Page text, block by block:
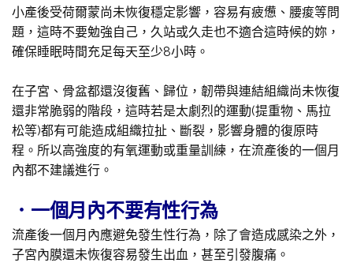
小產後受荷爾蒙尚未恢復穩定影響，容易有疲憊、腰痠等問
題，這時不要勉強自己，久站或久走也不適合這時候的妳，
確保睡眠時間充足每天至少8小時。
在子宮、骨盆都還沒復舊、歸位，韌帶與連結組織尚未恢復
還非常脆弱的階段，這時若是太劇烈的運動(提重物、馬拉
松等)都有可能造成組織拉扯、斷裂，影響身體的復原時
程。所以高強度的有氧運動或重量訓練，在流產後的一個月
內都不建議進行。
． 一個月內不要有性行為
流產後一個月內應避免發生性行為，除了會造成感染之外，
子宮內膜還未恢復容易發生出血，甚至引發腹痛。